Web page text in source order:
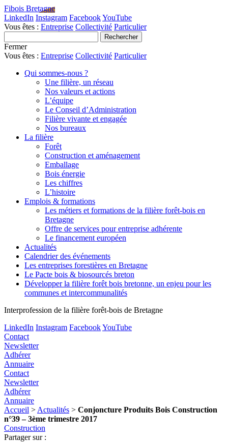
Fibois Bretagne
LinkedIn Instagram FacebookYouTube
Vous êtes : Entreprise Collectivité Particulier
Fermer
Vous êtes : Entreprise Collectivité Particulier
Qui sommes-nous ?
Une filière, un réseau
Nos valeurs et actions
L’équipe
Le Conseil d’Administration
Filière vivante et engagée
Nos bureaux
La filière
Forêt
Construction et aménagement
Emballage
Bois énergie
Les chiffres
L’histoire
Emplois & formations
Les métiers et formations de la filière forêt-bois en
Bretagne
Offre de services pour entreprise adhérente
Le financement européen
Actualités
Calendrier des événements
Les entreprises forestières en Bretagne
Le Pacte bois & biosourcés breton
Développer la filière forêt bois bretonne, un enjeu pour les
communes et intercommunalités
Interprofession de la filière forêt-bois de Bretagne
LinkedIn Instagram FacebookYouTube
Contact
Newsletter
Adhérer
Annuaire
Contact
Newsletter
Adhérer
Annuaire
Accueil > Actualités > Conjoncture Produits Bois Construction
n°39 – 3ème trimestre 2017
Construction
Partager sur :